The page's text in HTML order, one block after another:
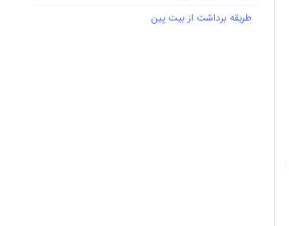
طریقه برداشت از بیت پین